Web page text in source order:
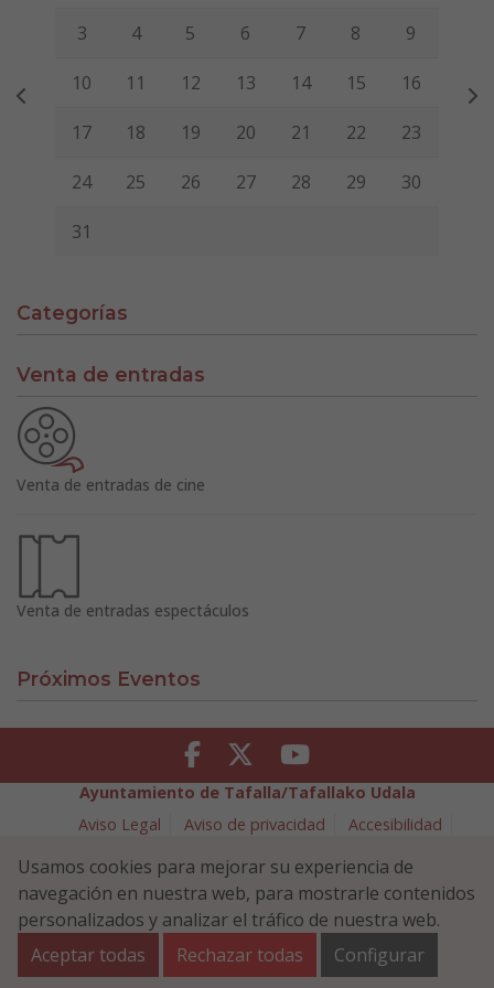
3 4 5 6 7 8 9
10 11 12 13 14 15 16
17 18 19 20 21 22 23
24 25 26 27 28 29 30
31
Categorías
Venta de entradas
Venta de entradas de cine
Venta de entradas espectáculos
Próximos Eventos
Facebook Twitter Youtube
Ayuntamiento de Tafalla/Tafallako Udala
Aviso Legal
Aviso de privacidad
Accesibilidad
Política de Seguridad de la Información
Plaza Navarra 5 - 31300 Tafalla (NAVARRA)
948 70 18 11
ayuntamiento@tafalla.es
Usamos cookies para mejorar su experiencia de
navegación en nuestra web, para mostrarle contenidos
personalizados y analizar el tráfico de nuestra web.
Aceptar todas
Rechazar todas Configurar